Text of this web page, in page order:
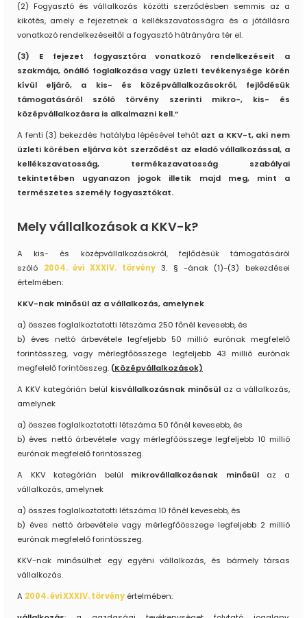
(2) Fogyasztó és vállalkozás közötti szerződésben semmis az a
kikötés, amely e fejezetnek a kellékszavatosságra és a jótállásra
vonatkozó rendelkezéseitől a fogyasztó hátrányára tér el.
(3) E fejezet fogyasztóra vonatkozó rendelkezéseit a
szakmája, önálló foglalkozása vagy üzleti tevékenysége körén
kívül eljáró, a kis- és középvállalkozásokról, fejlődésük
támogatásáról szóló törvény szerinti mikro-, kis- és
középvállalkozásra is alkalmazni kell.”
A fenti (3) bekezdés hatályba lépésével tehát azt a KKV-t, aki nem
üzleti körében eljárva köt szerződést az eladó vállalkozással, a
kellékszavatosság, termékszavatosság szabályai
tekintetében ugyanazon jogok illetik majd meg, mint a
természetes személy fogyasztókat.
Mely vállalkozások a KKV-k?
A kis- és középvállalkozásokról, fejlődésük támogatásáról
szóló 2004. évi XXXIV. törvény 3. § -ának (1)-(3) bekezdései
értelmében:
KKV-nak minősül az a vállalkozás, amelynek
a) összes foglalkoztatotti létszáma 250 főnél kevesebb, és
b) éves nettó árbevétele legfeljebb 50 millió eurónak megfelelő
forintösszeg, vagy mérlegfőösszege legfeljebb 43 millió eurónak
megfelelő forintösszeg. (Középvállalkozások)
A KKV kategórián belül kisvállalkozásnak minősül az a vállalkozás,
amelynek
a) összes foglalkoztatotti létszáma 50 főnél kevesebb, és
b) éves nettó árbevétele vagy mérlegfőösszege legfeljebb 10 millió
eurónak megfelelő forintösszeg.
A KKV kategórián belül mikrovállalkozásnak minősülaz a
vállalkozás, amelynek
a) összes foglalkoztatotti létszáma 10 főnél kevesebb, és
b) éves nettó árbevétele vagy mérlegfőösszege legfeljebb 2 millió
eurónak megfelelő forintösszeg.
KKV-nak minősülhet egy egyéni vállalkozás, és bármely társas
vállalkozás.
A 2004. évi XXXIV. törvény értelmében: